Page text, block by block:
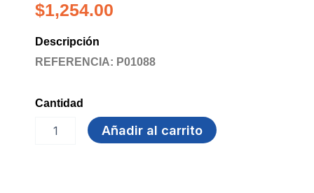
$1,254.00
Descripción
REFERENCIA: P01088
Cantidad
MARCADOR
PERMANENTE
Añadir al carrito